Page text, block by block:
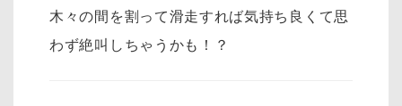
木々の間を割って滑走すれば気持ち良くて思
わず絶叫しちゃうかも！？